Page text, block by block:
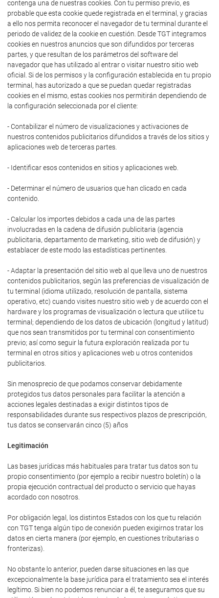
contenga una de nuestras cookies. Con tu permiso previo, es
probable que esta cookie quede registrada en el terminal, y gracias
a ello nos permita reconocer el navegador de tu terminal durante el
periodo de validez de la cookie en cuestión. Desde TGT integramos
cookies en nuestros anuncios que son difundidos por terceras
partes, y que resultan de los parámetros del software del
navegador que has utilizado al entrar o visitar nuestro sitio web
oficial. Si de los permisos y la configuración establecida en tu propio
terminal, has autorizado a que se puedan quedar registradas
cookies en el mismo, estas cookies nos permitirán dependiendo de
la configuración seleccionada por el cliente:
- Contabilizar el número de visualizaciones y activaciones de
nuestros contenidos publicitarios difundidos a través de los sitios y
aplicaciones web de terceras partes.
- Identificar esos contenidos en sitios y aplicaciones web.
- Determinar el número de usuarios que han clicado en cada
contenido.
- Calcular los importes debidos a cada una de las partes
involucradas en la cadena de difusión publicitaria (agencia
publicitaria, departamento de marketing, sitio web de difusión) y
establacer de este modo las estadísticas pertinentes.
- Adaptar la presentación del sitio web al que lleva uno de nuestros
contenidos publicitarios, según las preferencias de visualización de
tu terminal (idioma utilizado, resolución de pantalla, sistema
operativo, etc) cuando visites nuestro sitio web y de acuerdo con el
hardware y los programas de visualización o lectura que utilice tu
terminal; dependiendo de los datos de ubicación (longitud y latitud)
que nos sean transmitidos por tu terminal con consentimiento
previo; así como seguir la futura exploración realizada por tu
terminal en otros sitios y aplicaciones web u otros contenidos
publicitarios.
Sin menosprecio de que podamos conservar debidamente
protegidos tus datos personales para facilitar la atención a
acciones legales destinadas a exigir distintos tipos de
responsabilidades durante sus respectivos plazos de prescripción,
tus datos se conservarán cinco (5) años
Legitimación
Las bases jurídicas más habituales para tratar tus datos son tu
propio consentimiento (por ejemplo a recibir nuestro boletín) o la
propia ejecución contractual del producto o servicio que hayas
acordado con nosotros.
Por obligación legal, los distintos Estados con los que tu relación
con TGT tenga algún tipo de conexión pueden exigirnos tratar los
datos en cierta manera (por ejemplo, en cuestiones tributarias o
fronterizas).
No obstante lo anterior, pueden darse situaciones en las que
excepcionalmente la base jurídica para el tratamiento sea el interés
legítimo. Si bien no podemos renunciar a él, te aseguramos que su